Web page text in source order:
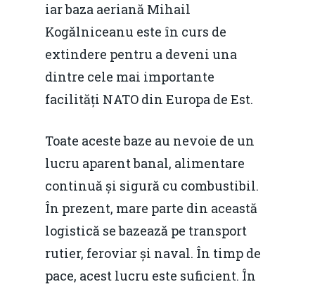
iar baza aeriană Mihail
Kogălniceanu este în curs de
extindere pentru a deveni una
dintre cele mai importante
facilități NATO din Europa de Est.
Toate aceste baze au nevoie de un
lucru aparent banal, alimentare
continuă și sigură cu combustibil.
În prezent, mare parte din această
logistică se bazează pe transport
rutier, feroviar și naval. În timp de
pace, acest lucru este suficient. În